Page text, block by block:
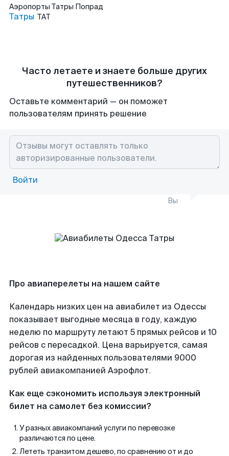
Аэропорты Татры Попрад
Татры TAT
Часто летаете и знаете больше других
путешественников?
Оставьте комментарий — он поможет
пользователям принять решение
Войти
Вы
Про авиаперелеты на нашем сайте
Календарь низких цен на авиабилет из Одессы
показывает выгодные месяца в году, каждую
неделю по маршруту летают 5 прямых рейсов и 10
рейсов с пересадкой. Цена варьируется, самая
дорогая из найденных пользователями 9000
рублей авиакомпанией Аэрофлот.
Как еще сэкономить используя электронный
билет на самолет без комиссии?
У разных авиакомпаний услуги по перевозке
различаются по цене.
Лететь транзитом дешево, по сравнению от и до